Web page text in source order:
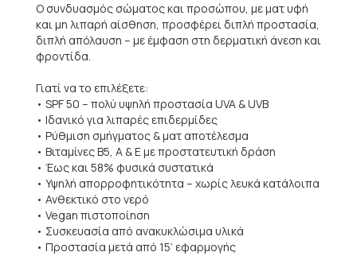
Ο συνδυασμός σώματος και προσώπου, με ματ υφή
και μη λιπαρή αίσθηση, προσφέρει διπλή προστασία,
διπλή απόλαυση – με έμφαση στη δερματική άνεση και
φροντίδα.
Γιατί να το επιλέξετε:
• SPF 50 – πολύ υψηλή προστασία UVA & UVB
• Ιδανικό για λιπαρές επιδερμίδες
• Ρύθμιση σμήγματος & ματ αποτέλεσμα
• Βιταμίνες B5, A & E με προστατευτική δράση
• Έως και 58% φυσικά συστατικά
• Υψηλή απορροφητικότητα – χωρίς λευκά κατάλοιπα
• Ανθεκτικό στο νερό
• Vegan πιστοποίηση
• Συσκευασία από ανακυκλώσιμα υλικά
• Προστασία μετά από 15’ εφαρμογής